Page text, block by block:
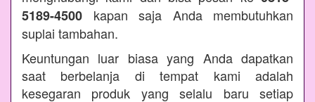
5189-4500 kapan saja Anda membutuhkan
suplai tambahan.
Keuntungan luar biasa yang Anda dapatkan
saat berbelanja di tempat kami adalah
kesegaran produk yang selalu baru setiap